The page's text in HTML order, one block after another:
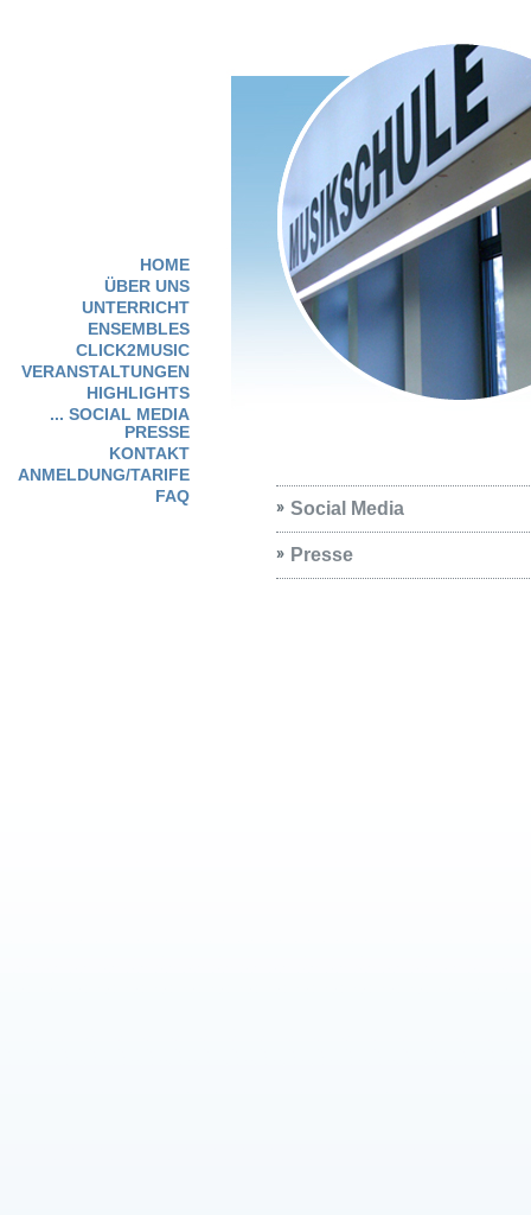
HOME
ÜBER UNS
UNTERRICHT
ENSEMBLES
CLICK2MUSIC
VERANSTALTUNGEN
HIGHLIGHTS
... SOCIAL MEDIA
PRESSE
KONTAKT
ANMELDUNG/TARIFE
FAQ
Social Media
Presse